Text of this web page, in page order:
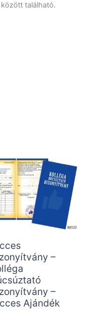
található.
–
–
Ajándék